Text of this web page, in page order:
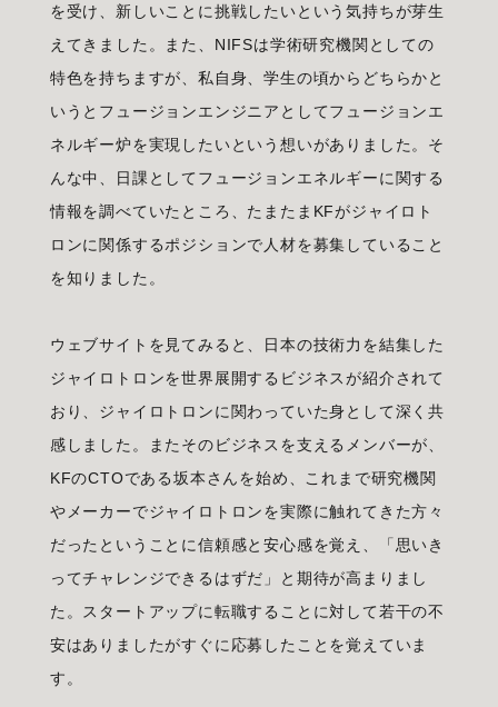
を受け、新しいことに挑戦したいという気持ちが芽生
えてきました。また、NIFSは学術研究機関としての
特色を持ちますが、私自身、学生の頃からどちらかと
いうとフュージョンエンジニアとしてフュージョンエ
ネルギー炉を実現したいという想いがありました。そ
んな中、日課としてフュージョンエネルギーに関する
情報を調べていたところ、たまたまKFがジャイロト
ロンに関係するポジションで人材を募集していること
を知りました。
ウェブサイトを見てみると、日本の技術力を結集した
ジャイロトロンを世界展開するビジネスが紹介されて
おり、ジャイロトロンに関わっていた身として深く共
感しました。またそのビジネスを支えるメンバーが、
KFのCTOである坂本さんを始め、これまで研究機関
やメーカーでジャイロトロンを実際に触れてきた方々
だったということに信頼感と安心感を覚え、「思いき
ってチャレンジできるはずだ」と期待が高まりまし
た。スタートアップに転職することに対して若干の不
安はありましたがすぐに応募したことを覚えていま
す。